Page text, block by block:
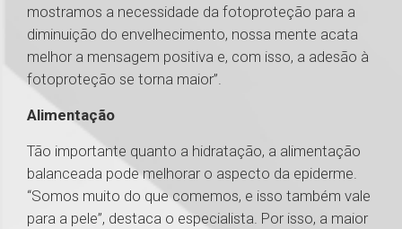
mostramos a necessidade da fotoproteção para a
diminuição do envelhecimento, nossa mente acata
melhor a mensagem positiva e, com isso, a adesão à
fotoproteção se torna maior”.
Alimentação
Tão importante quanto a hidratação, a alimentação
balanceada pode melhorar o aspecto da epiderme.
“Somos muito do que comemos, e isso também vale
para a pele”, destaca o especialista. Por isso, a maior